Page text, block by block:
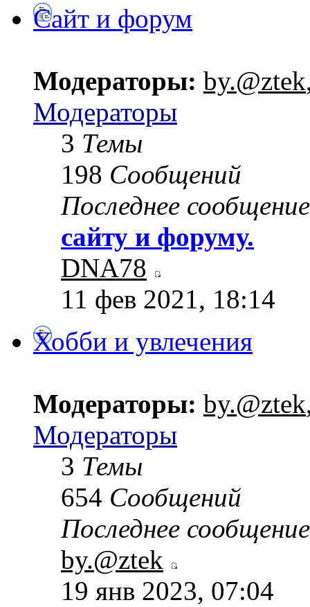
Сайт и форум
Модераторы: by.@ztek
Модераторы
3 Темы
198 Сообщений
Последнее сообщение
сайту и форуму.
DNA78
11 фев 2021, 18:14
Хобби и увлечения
Модераторы: by.@ztek
Модераторы
3 Темы
654 Сообщений
Последнее сообщение
by.@ztek
19 янв 2023, 07:04